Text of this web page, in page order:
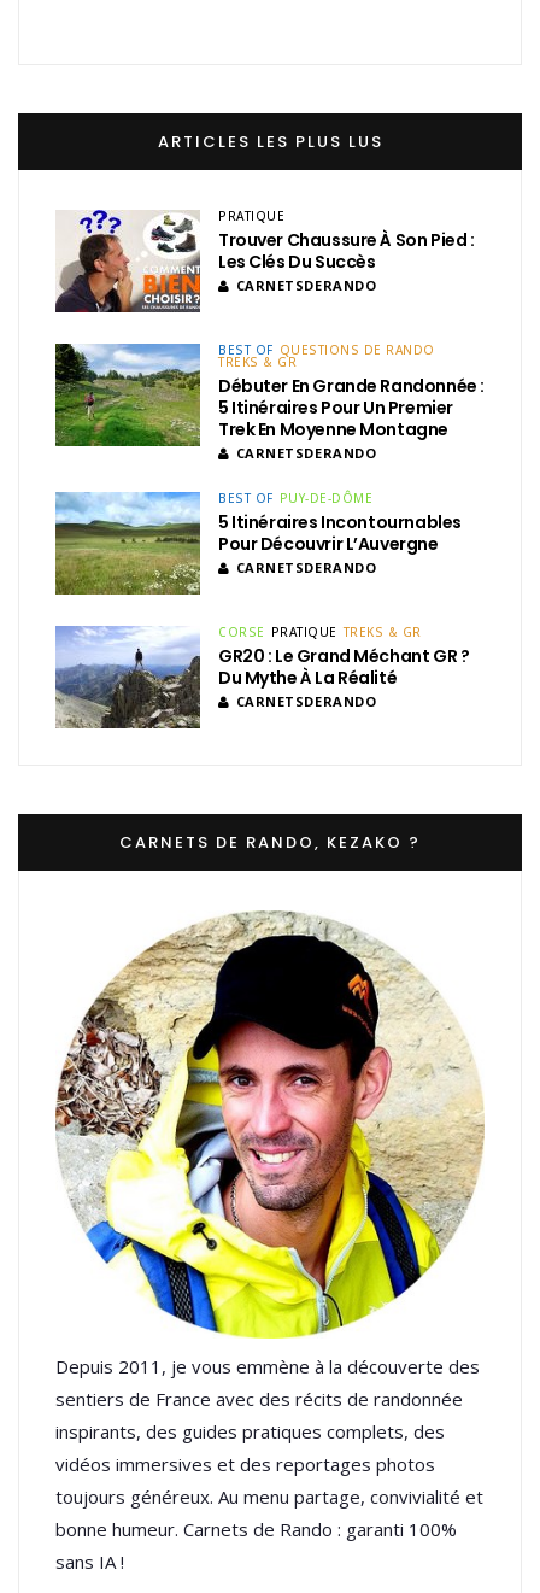
ARTICLES LES PLUS LUS
PRATIQUE
Trouver Chaussure À Son Pied :
Les Clés Du Succès
CARNETSDERANDO
BEST OF QUESTIONS DE RANDO
TREKS & GR
Débuter En Grande Randonnée :
5 Itinéraires Pour Un Premier
Trek En Moyenne Montagne
CARNETSDERANDO
BEST OF PUY-DE-DÔME
5 Itinéraires Incontournables
Pour Découvrir L’Auvergne
CARNETSDERANDO
CORSE PRATIQUE TREKS & GR
GR20 : Le Grand Méchant GR ?
Du Mythe À La Réalité
CARNETSDERANDO
CARNETS DE RANDO, KEZAKO ?
Depuis 2011, je vous emmène à la découverte des
sentiers de France avec des récits de randonnée
inspirants, des guides pratiques complets, des
vidéos immersives et des reportages photos
toujours généreux. Au menu partage, convivialité et
bonne humeur. Carnets de Rando : garanti 100%
sans IA !